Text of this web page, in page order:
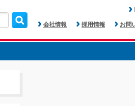
会社情報 採用情報 お問